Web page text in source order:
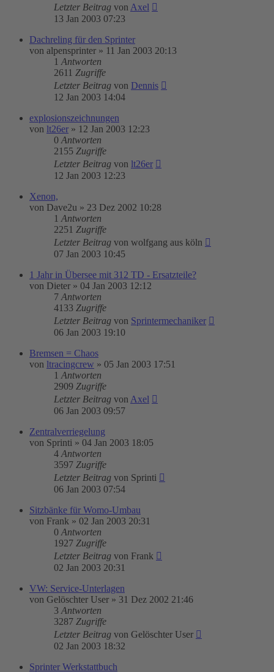
Letzter Beitrag von Axel
13 Jan 2003 07:23
Dachreling für den Sprinter
von alpensprinter » 11 Jan 2003 20:13
1 Antworten
2611 Zugriffe
Letzter Beitrag von Dennis
12 Jan 2003 14:04
explosionszeichnungen
von lt26er » 12 Jan 2003 12:23
0 Antworten
2155 Zugriffe
Letzter Beitrag von lt26er
12 Jan 2003 12:23
Xenon,
von Dave2u » 23 Dez 2002 10:28
1 Antworten
2251 Zugriffe
Letzter Beitrag von wolfgang aus köln
07 Jan 2003 10:45
1 Jahr in Übersee mit 312 TD - Ersatzteile?
von Dieter » 04 Jan 2003 12:12
7 Antworten
4133 Zugriffe
Letzter Beitrag von Sprintermechaniker
06 Jan 2003 19:10
Bremsen = Chaos
von ltracingcrew » 05 Jan 2003 17:51
1 Antworten
2909 Zugriffe
Letzter Beitrag von Axel
06 Jan 2003 09:57
Zentralverriegelung
von Sprinti » 04 Jan 2003 18:05
4 Antworten
3597 Zugriffe
Letzter Beitrag von Sprinti
06 Jan 2003 07:54
Sitzbänke für Womo-Umbau
von Frank » 02 Jan 2003 20:31
0 Antworten
1927 Zugriffe
Letzter Beitrag von Frank
02 Jan 2003 20:31
VW: Service-Unterlagen
von Gelöschter User » 31 Dez 2002 21:46
3 Antworten
3287 Zugriffe
Letzter Beitrag von Gelöschter User
02 Jan 2003 18:32
Sprinter Werkstattbuch